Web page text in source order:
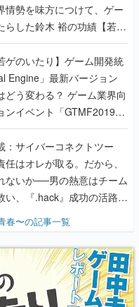
情勢を味方につけて、ゲー
らした鈴木 裕の功績【若ゲ
ゲのいたり】ゲーム開発統
Engine」最新バージョン
どう変わる？ ゲーム業界向
ンイベント「GTMF2019」
理解を深めよう【PR】
：サイバーコネクトツー
はオレが取る。だから、
ないか──男の熱意はチーム
い、『.hack』成功の活路を
』色だった【若ゲのいた
春〜の記事一覧